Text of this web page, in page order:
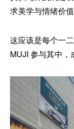
求美学与情绪价值
这应该是每个一
MUJI 参与其中，